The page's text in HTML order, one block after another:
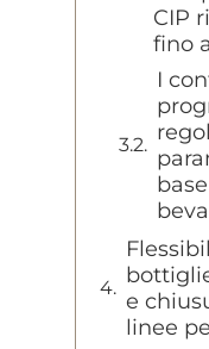
CIP
fino
I
e
linee